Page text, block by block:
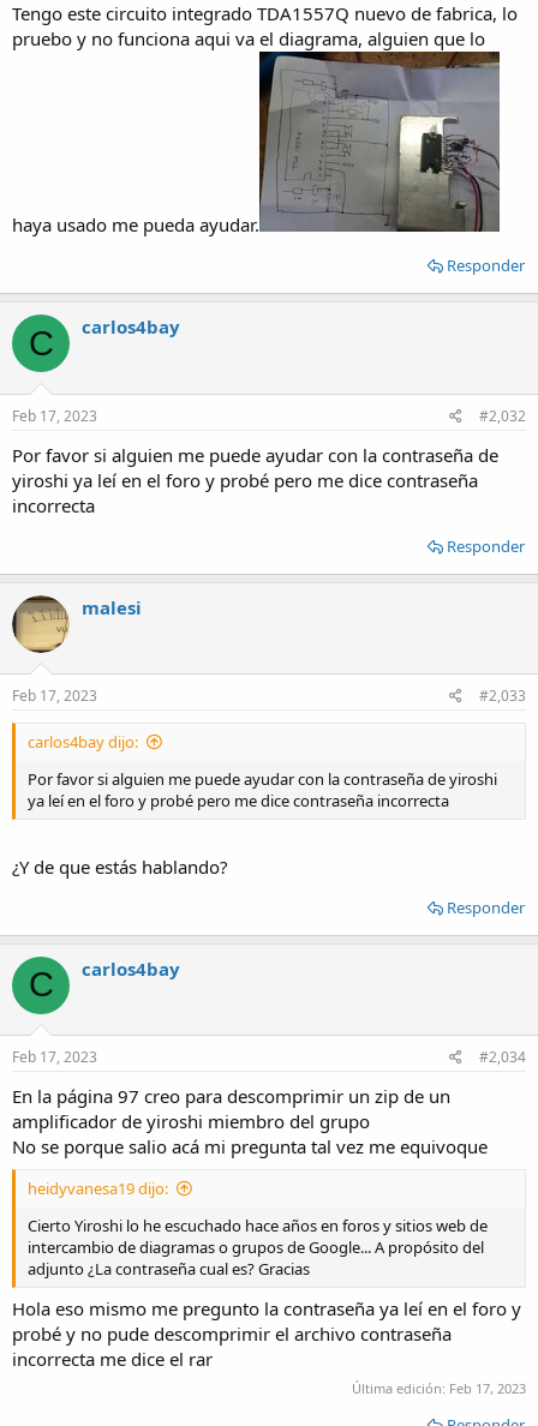
Tengo este circuito integrado TDA1557Q nuevo de fabrica, lo
pruebo y no funciona aqui va el diagrama, alguien que lo
haya usado me pueda ayudar.
Responder
C carlos4bay
Feb 17, 2023 #2,032
Por favor si alguien me puede ayudar con la contraseña de
yiroshi ya leí en el foro y probé pero me dice contraseña
incorrecta
Responder
malesi
Feb 17, 2023 #2,033
carlos4bay dijo:
Por favor si alguien me puede ayudar con la contraseña de yiroshi
ya leí en el foro y probé pero me dice contraseña incorrecta
¿Y de que estás hablando?
Responder
C carlos4bay
Feb 17, 2023 #2,034
En la página 97 creo para descomprimir un zip de un
amplificador de yiroshi miembro del grupo
No se porque salio acá mi pregunta tal vez me equivoque
heidyvanesa19 dijo:
Cierto Yiroshi lo he escuchado hace años en foros y sitios web de
intercambio de diagramas o grupos de Google... A propósito del
adjunto ¿La contraseña cual es? Gracias
Hola eso mismo me pregunto la contraseña ya leí en el foro y
probé y no pude descomprimir el archivo contraseña
incorrecta me dice el rar
Última edición: Feb 17, 2023